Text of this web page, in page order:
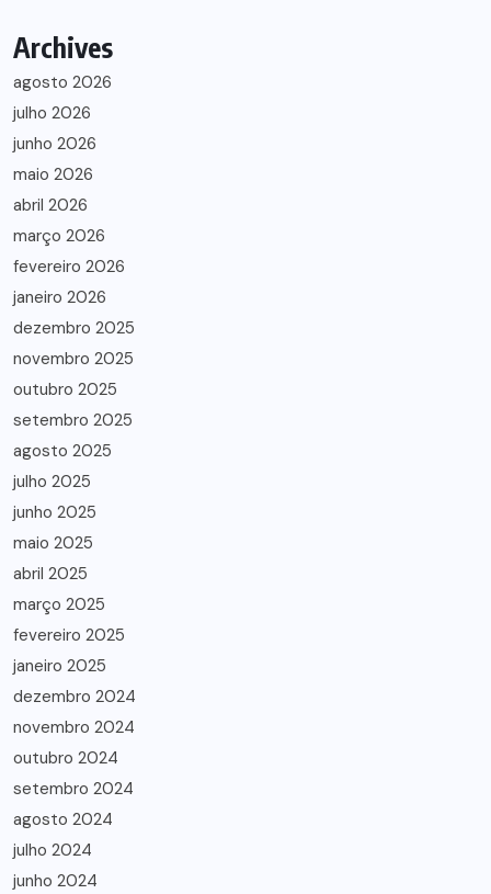
Archives
agosto 2026
julho 2026
junho 2026
maio 2026
abril 2026
março 2026
fevereiro 2026
janeiro 2026
dezembro 2025
novembro 2025
outubro 2025
setembro 2025
agosto 2025
julho 2025
junho 2025
maio 2025
abril 2025
março 2025
fevereiro 2025
janeiro 2025
dezembro 2024
novembro 2024
outubro 2024
setembro 2024
agosto 2024
julho 2024
junho 2024